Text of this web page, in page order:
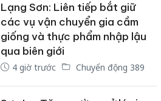
Lạng Sơn: Liên tiếp bắt giữ
các vụ vận chuyển gia cầm
giống và thực phẩm nhập lậu
qua biên giới
4 giờ trước Chuyển động 389